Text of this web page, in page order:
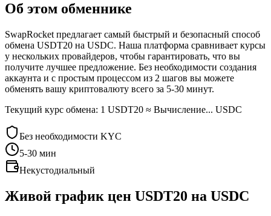
Об этом обменнике
SwapRocket предлагает самый быстрый и безопасный способ
обмена USDT20 на USDC. Наша платформа сравнивает курсы
у нескольких провайдеров, чтобы гарантировать, что вы
получите лучшее предложение. Без необходимости создания
аккаунта и с простым процессом из 2 шагов вы можете
обменять вашу криптовалюту всего за 5-30 минут.
Текущий курс обмена: 1 USDT20 ≈ Вычисление... USDC
Без необходимости KYC
5-30 мин
Некустодиальный
Живой график цен USDT20 на USDC